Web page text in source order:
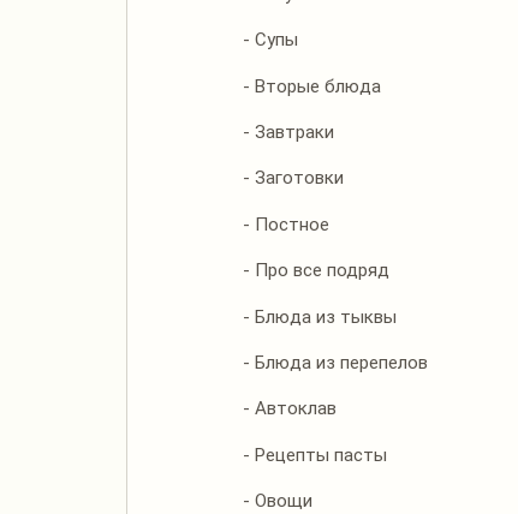
- Супы
- Вторые блюда
- Завтраки
- Заготовки
- Постное
- Про все подряд
- Блюда из тыквы
- Блюда из перепелов
- Автоклав
- Рецепты пасты
- Овощи